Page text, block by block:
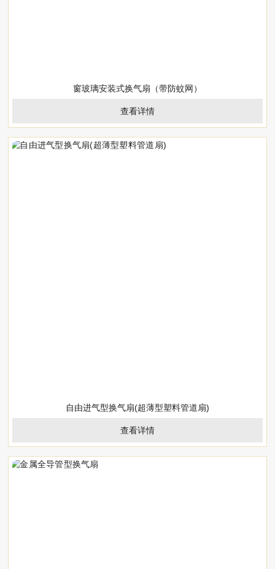
窗玻璃安装式换气扇（带防蚊网）
查看详情
自由进气型换气扇(超薄型塑料管道扇)
查看详情